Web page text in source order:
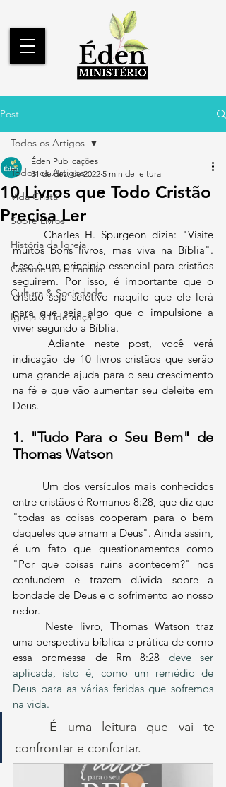
Post
Todos os Artigos
Vida Cristã
Sobre Livros
História da Igreja
Casamento e Família
Cultura & Sociedade
Igreja & Liderança
Todos os Artigos
10 Livros que Todo Cristão
Precisa Ler
Éden Publicações
31 de dez. de 2022 5 min de leitura
muitos bons livros, mas viva na Bíblia".
Esse é um princípio essencial para cristãos
seguirem. Por isso, é importante que o
cristão seja seletivo naquilo que ele lerá
para que seja algo que o impulsione a
viver segundo a Bíblia.
indicação de 10 livros cristãos que serão
uma grande ajuda para o seu crescimento
na fé e que vão aumentar seu deleite em
Deus.
1. "Tudo Para o Seu Bem" de
Thomas Watson
entre cristãos é Romanos 8:28, que diz que
"todas as coisas cooperam para o bem
daqueles que amam a Deus". Ainda assim,
é um fato que questionamentos como
"Por que coisas ruins acontecem?" nos
confundem e trazem dúvida sobre a
bondade de Deus e o sofrimento ao nosso
redor.
uma perspectiva bíblica e prática de como
essa promessa de Rm 8:28 deve ser
aplicada, isto é, como um remédio de
Deus para as várias feridas que sofremos
na vida.
confrontar e confortar.